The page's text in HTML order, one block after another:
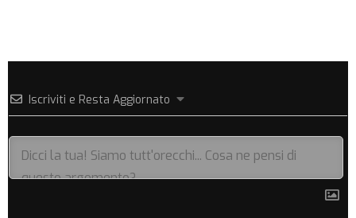
Iscriviti e Resta Aggiornato